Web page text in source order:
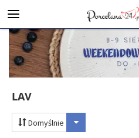
LAV
Domyślnie